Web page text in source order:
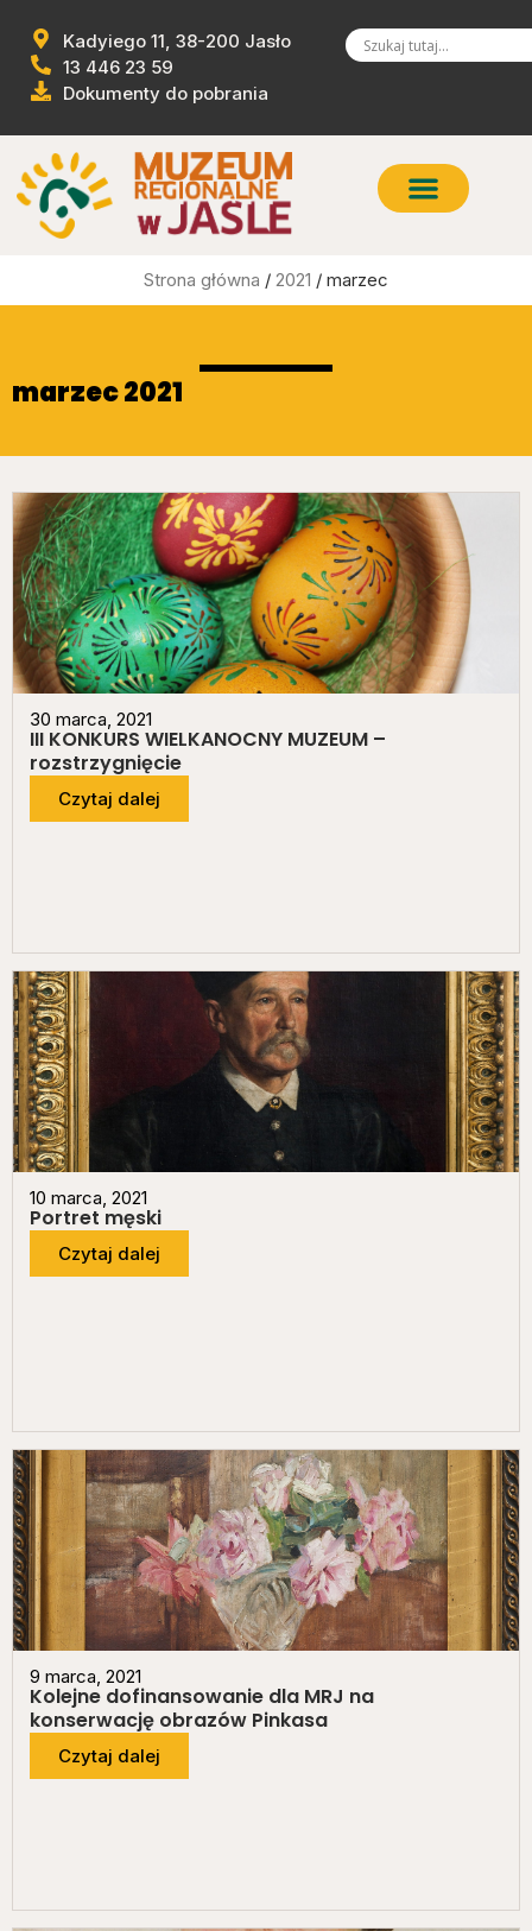
Kadyiego 11, 38-200 Jasło
13 446 23 59
Dokumenty do pobrania
Strona główna / 2021 / marzec
marzec 2021
30 marca, 2021
III KONKURS WIELKANOCNY MUZEUM –
rozstrzygnięcie
Czytaj dalej
10 marca, 2021
Portret męski
Czytaj dalej
9 marca, 2021
Kolejne dofinansowanie dla MRJ na
konserwację obrazów Pinkasa
Czytaj dalej